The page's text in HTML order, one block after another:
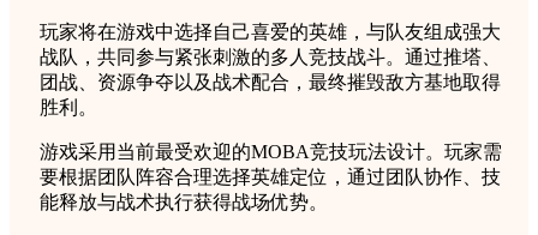
玩家将在游戏中选择自己喜爱的英雄，与队友组成强大
战队，共同参与紧张刺激的多人竞技战斗。通过推塔、
团战、资源争夺以及战术配合，最终摧毁敌方基地取得
胜利。
游戏采用当前最受欢迎的MOBA竞技玩法设计。玩家需
要根据团队阵容合理选择英雄定位，通过团队协作、技
能释放与战术执行获得战场优势。